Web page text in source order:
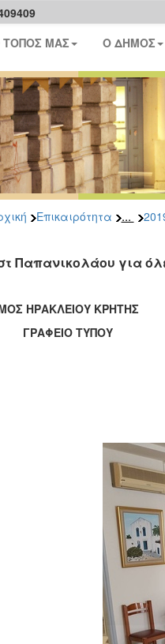
ΤΟΠΟΣ ΜΑΣ Ο ΔΗΜΟΣ
Επικαιρότητα ...
Παπανικολάου για
ΗΡΑΚΛΕΙΟΥ ΚΡΗΤΗΣ
ΤΥΠΟΥ